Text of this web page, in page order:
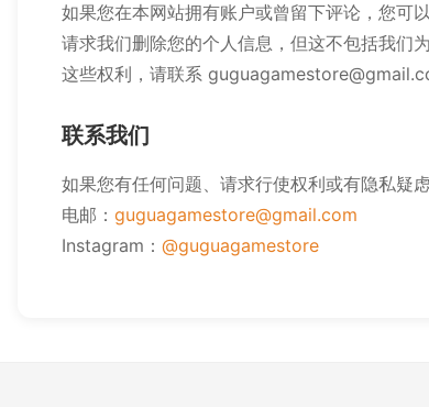
如果您在本网站拥有账户或曾留下评论，您可
请求我们删除您的个人信息，但这不包括我们
这些权利，请联系
联系我们
如果您有任何问题、请求行使权利或有隐私疑
电邮： guguagamestore@gmail.com
Instagram： @guguagamestore